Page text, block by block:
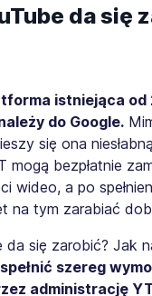
da się
istniejąca od
do Google.
się ona
mogą bezpłatnie
wideo, a po
na tym zarabiać
da się zarobić? Jak
szereg
administrację